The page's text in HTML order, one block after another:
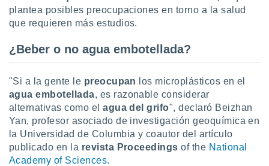
para
o
no
Puedes
acceder a
web a
abono
plantea posibles preocupaciones en torno a la salud
que requieren más estudios.
¿Beber o no agua embotellada?
"Si a la gente le preocupan
los microplásticos en el
agua embotellada, es razonable considerar
alternativas como elagua del grifo", declaró Beizhan
Yan, profesor asociado de investigación geoquímica en
la Universidad de Columbia y coautor del artículo
publicado en la revista Proceedingsof the National
Academy of Sciences.